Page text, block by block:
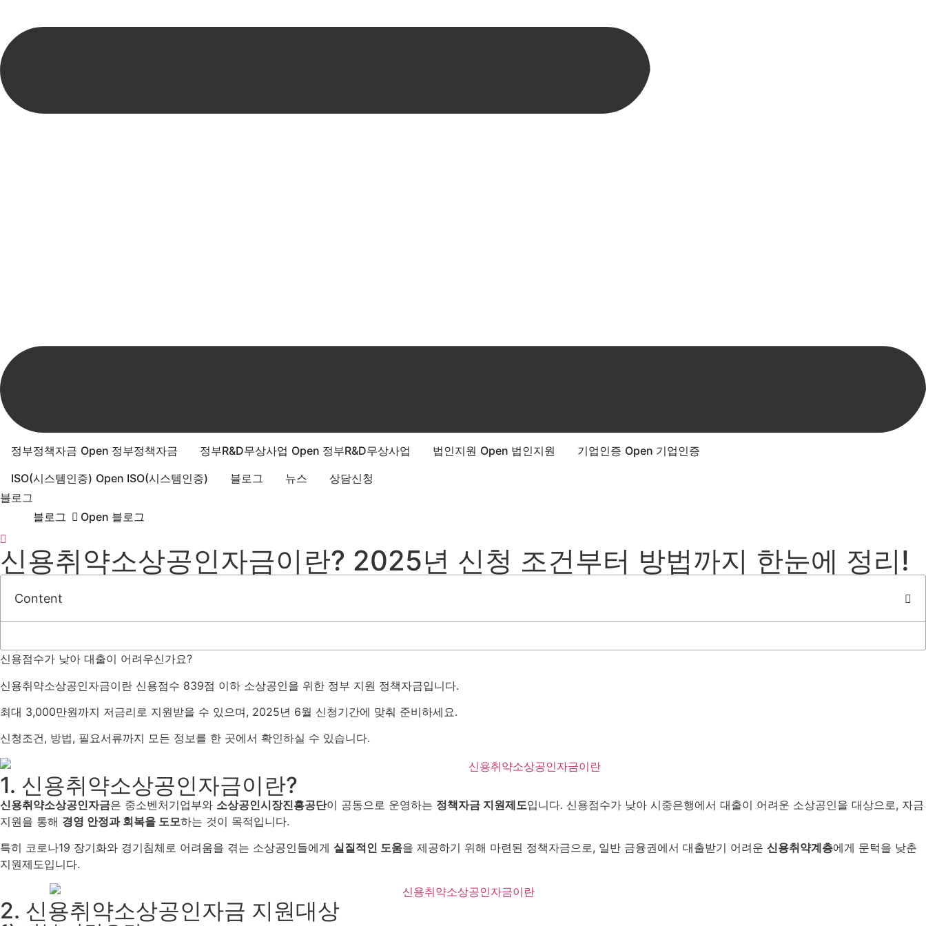
정부정책자금 Open 정부정책자금 정부R&D무상사업 Open 정부R&D무상사업 법인지원 Open 법인지원 기업인증 Open 기업인증
ISO(시스템인증) Open ISO(시스템인증) 블로그 뉴스
상담신청
블로그
블로그
Open 블로그
신용취약소상공인자금이란? 2025년 신청 조건부터 방법까지 한눈에 정리!
Content
신용점수가 낮아 대출이 어려우신가요?
신용취약소상공인자금이란 신용점수 839점 이하 소상공인을 위한 정부 지원 정책자금입니다.
최대 3,000만원까지 저금리로 지원받을 수 있으며, 2025년 6월 신청기간에 맞춰 준비하세요.
신청조건, 방법, 필요서류까지 모든 정보를 한 곳에서 확인하실 수 있습니다.
1. 신용취약소상공인자금이란?
신용취약소상공인자금은 중소벤처기업부와 소상공인시장진흥공단이 공동으로 운영하는 정책자금 지원제도입니다. 신용점수가 낮아 시중은행에서 대출이 어려운 소상공인을 대상으로, 자금
지원을 통해 경영 안정과 회복을 도모하는 것이 목적입니다.
특히 코로나19 장기화와 경기침체로 어려움을 겪는 소상공인들에게 실질적인 도움을 제공하기 위해 마련된 정책자금으로, 일반 금융권에서 대출받기 어려운 신용취약계층에게 문턱을 낮춘
지원제도입니다.
2. 신용취약소상공인자금 지원대상